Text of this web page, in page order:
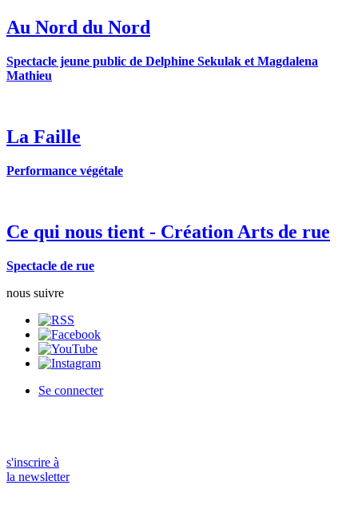
Au Nord du Nord
Spectacle jeune public de Delphine Sekulak et Magdalena
Mathieu
La Faille
Performance végétale
Ce qui nous tient - Création Arts de rue
Spectacle de rue
nous suivre
Se connecter
s'inscrire à
la newsletter